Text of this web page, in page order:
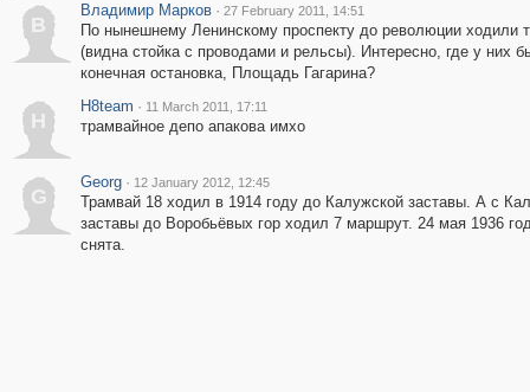
В
Владимир Марков · 27 February 2011, 14:51
По нынешнему Ленинскому проспекту до революции ходили
(видна стойка с проводами и рельсы). Интересно, где у них
конечная остановка, Площадь Гагарина?
H
H8team · 11 March 2011, 17:11
трамвайное депо апакова имхо
G
Georg · 12 January 2012, 12:45
Трамвай 18 ходил в 1914 году до Калужской заставы. А с
заставы до Воробьёвых гор ходил 7 маршрут. 24 мая 1936
снята.